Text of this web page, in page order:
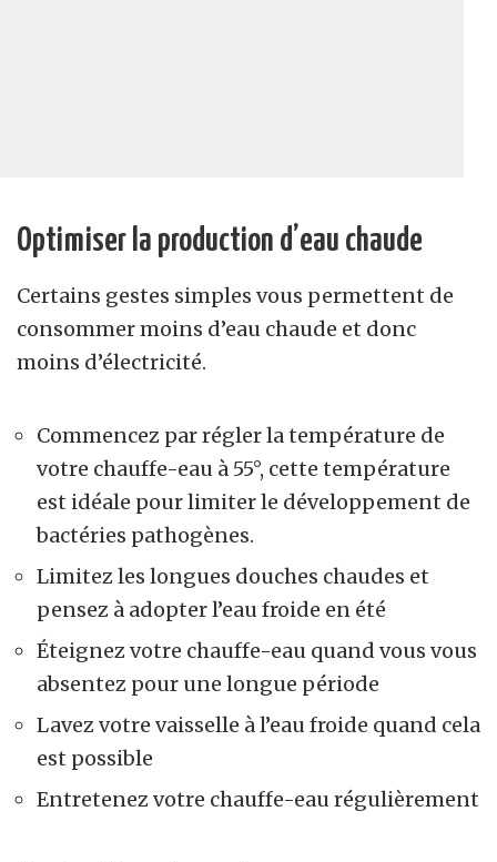
Optimiser la production d’eau chaude
Certains gestes simples vous permettent de
consommer moins d’eau chaude et donc
moins d’électricité.
Commencez par régler la température de
votre chauffe-eau à 55°, cette température
est idéale pour limiter le développement de
bactéries pathogènes.
Limitez les longues douches chaudes et
pensez à adopter l’eau froide en été
Éteignez votre chauffe-eau quand vous vous
absentez pour une longue période
Lavez votre vaisselle à l’eau froide quand cela
est possible
Entretenez votre chauffe-eau régulièrement